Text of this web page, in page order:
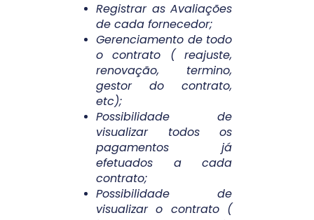
Registrar as Avaliações
de cada fornecedor;
Gerenciamento de todo
o contrato ( reajuste,
renovação, termino,
gestor do contrato,
etc);
Possibilidade de
visualizar todos os
pagamentos já
efetuados a cada
contrato;
Possibilidade de
visualizar o contrato (